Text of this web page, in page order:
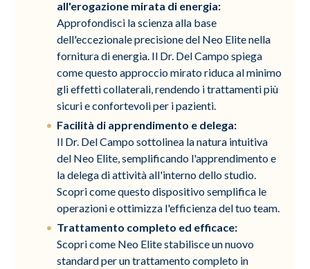
all'erogazione mirata di energia:
Approfondisci la scienza alla base
dell'eccezionale precisione del Neo Elite nella
fornitura di energia. Il Dr. Del Campo spiega
come questo approccio mirato riduca al minimo
gli effetti collaterali, rendendo i trattamenti più
sicuri e confortevoli per i pazienti.
Facilità di apprendimento e delega:
Il Dr. Del Campo sottolinea la natura intuitiva
del Neo Elite, semplificando l'apprendimento e
la delega di attività all'interno dello studio.
Scopri come questo dispositivo semplifica le
operazioni e ottimizza l'efficienza del tuo team.
Trattamento completo ed efficace:
Scopri come Neo Elite stabilisce un nuovo
standard per un trattamento completo in